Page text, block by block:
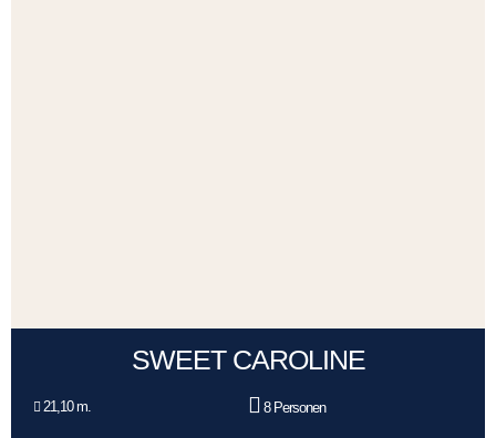
SWEET CAROLINE
21,10 m. 8 Personen